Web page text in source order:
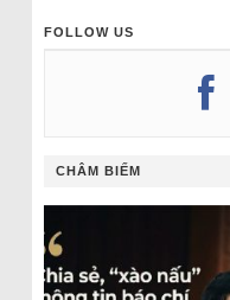
FOLLOW US
CHÂM BIẾM